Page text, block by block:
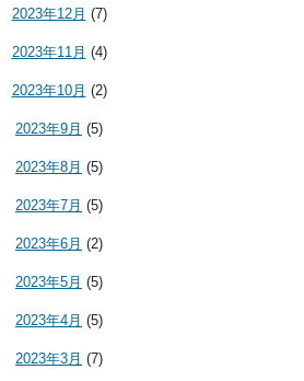
2023年12月 (7)
2023年11月 (4)
2023年10月 (2)
2023年9月 (5)
2023年8月 (5)
2023年7月 (5)
2023年6月 (2)
2023年5月 (5)
2023年4月 (5)
2023年3月 (7)